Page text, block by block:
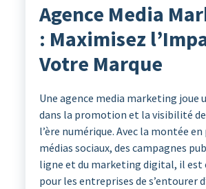
Agence Media
: Maximisez
Votre Marque
Une agence media marketing joue
dans la promotion et la visibilité
l’ère numérique. Avec la montée en
médias sociaux, des campagnes
ligne et du marketing digital, il est
pour les entreprises de s’entourer